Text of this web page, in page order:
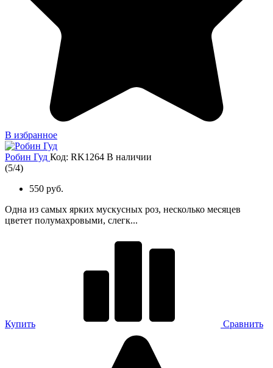
В избранное
Робин Гуд Код: RK1264 В наличии
(5/4)
550 руб.
Одна из самых ярких мускусных роз, несколько месяцев
цветет полумахровыми, слегк...
Купить Сравнить